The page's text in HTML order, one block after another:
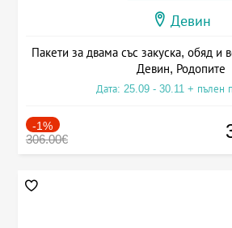
Девин
Пакети за двама със закуска, обяд и
Девин, Родопите
Дата: 25.09 - 30.11 + пълен
-1%
306.00€